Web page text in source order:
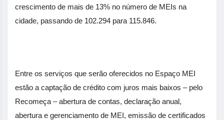
crescimento de mais de 13% no número de MEIs na
cidade, passando de 102.294 para 115.846.
Entre os serviços que serão oferecidos no Espaço MEI
estão a captação de crédito com juros mais baixos – pelo
Recomeça – abertura de contas, declaração anual,
abertura e gerenciamento de MEI, emissão de certificados